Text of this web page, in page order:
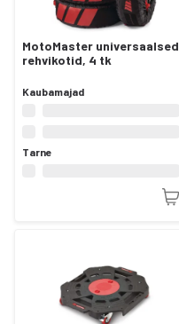
MotoMaster universaalsed
rehvikotid, 4 tk
Kaubamajad
Tarne